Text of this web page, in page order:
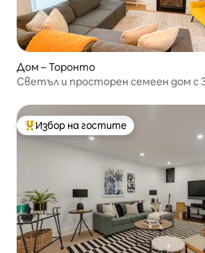
Дом – Торонто
Светъл и просторен семеен дом с
Най-популярен избор на гостите
Избор на гостите